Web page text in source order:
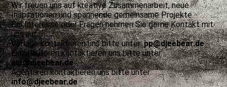
Wir freuen uns auf kreative Zusammenarbeit, neue
Inspirationen und spannende gemeinsame Projekte.
Bei Interesse oder Fragen nehmen Sie gerne Kontakt mit
uns auf:
Verlage kontaktieren uns bitte unter:pp@djeebear.de
Einzelautoren kontaktieren uns bitte unter:
aip@djeebear.de
Agenturen kontaktieren uns bitte unter:
info@djeebear.de